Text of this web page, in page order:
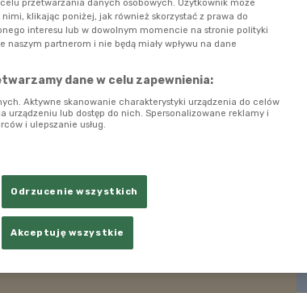
przetwarzania danych osobowych. Użytkownik może
klikając poniżej, jak również skorzystać z prawa do
interesu lub w dowolnym momencie na stronie polityki
naszym partnerom i nie będą miały wpływu na dane
dane w celu zapewnienia:
Aktywne skanowanie charakterystyki urządzenia do celów
lub dostęp do nich. Spersonalizowane reklamy i
i ulepszanie usług.
Odrzucenie wszystkich
Akceptuję wszystkie